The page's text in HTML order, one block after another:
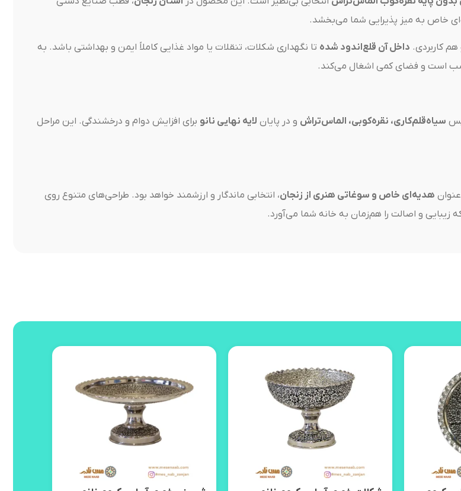
خاص به میز پذیرایی شما می‌بخشد.
کاربردی. داخل آن قلع‌اندود شده تا نگهداری شکلات، تنقلات یا مواد غذایی کاملاً ایمن و بهداشتی باشد. به
است و فضای کمی اشغال می‌کند.
سیاه‌قلم‌کاری، نقره‌کوبی، الماس‌تراش و در پایان لایه نهایی نانو برای افزایش دوام و درخشندگی. این مراحل
هدیه‌ای خاص و سوغاتی هنری از زنجان، انتخابی ماندگار و ارزشمند خواهد بود. طراحی‌های متنوع روی
زیبایی و اصالت را هم‌زمان به خانه شما می‌آورد.